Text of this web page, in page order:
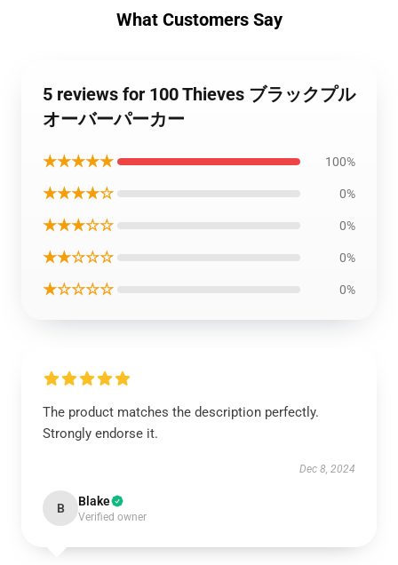
What Customers Say
5 reviews for 100 Thieves ブラックプル
オーバーパーカー
★★★★★ 100%
★★★★☆ 0%
★★★☆☆ 0%
★★☆☆☆ 0%
★☆☆☆☆ 0%
The product matches the description perfectly.
Strongly endorse it.
Dec 8, 2024
B Blake
Verified owner